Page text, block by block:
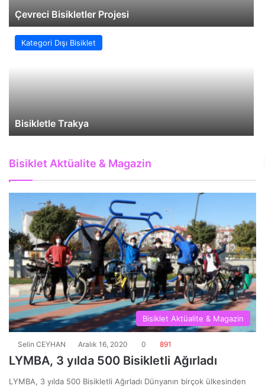
Çevreci Bisikletler Projesi
Kategori Dışı Bisiklet
Bisikletle Trakya
Bisiklet Aktüalite & Magazin
Bisiklet Aktüalite & Magazin
Selin CEYHAN Aralık 16, 2020 0 891
LYMBA, 3 yılda 500 Bisikletli Ağırladı
LYMBA, 3 yılda 500 Bisikletli Ağırladı Dünyanın birçok ülkesinden